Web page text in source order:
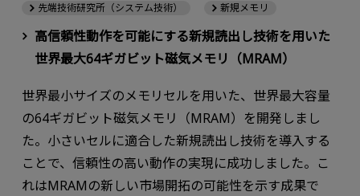
高信頼性動作を可能にする新規読出し技術を用いた
世界最大64ギガビット磁気メモリ（MRAM）
先端技術研究所（システム技術） 新規メモリ
世界最小サイズのメモリセルを用いた、世界最大容量
の64ギガビット磁気メモリ（MRAM）を開発しまし
た。小さいセルに適合した新規読出し技術を導入する
ことで、信頼性の高い動作の実現に成功しました。こ
れはMRAMの新しい市場開拓の可能性を示す成果で